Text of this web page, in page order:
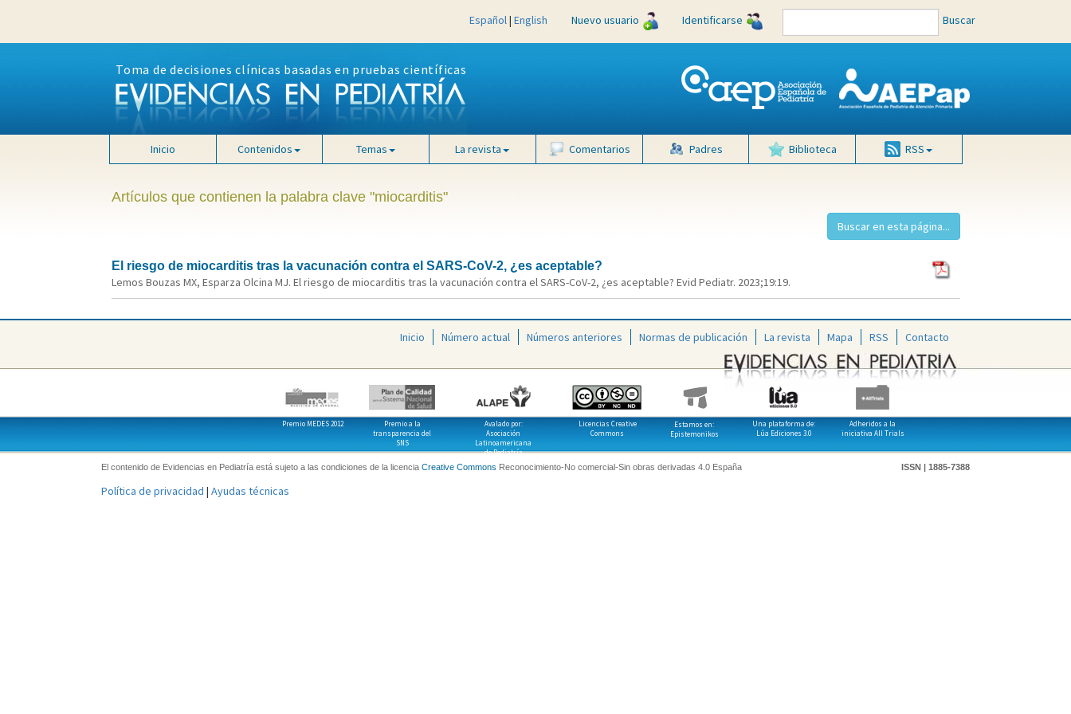
Español| English Nuevo usuario Identificarse Buscar
Toma de decisiones clínicas basadas en pruebas científicas
Inicio Contenidos Temas La revista Comentarios Padres Biblioteca RSS
Artículos que contienen la palabra clave "miocarditis"
El riesgo de miocarditis tras la vacunación contra el SARS-CoV-2, ¿es aceptable?
Lemos Bouzas MX, Esparza Olcina MJ. El riesgo de miocarditis tras la vacunación contra el SARS-CoV-2, ¿es aceptable? Evid Pediatr. 2023;19:19.
Inicio Número actual Números anteriores Normas de publicación La revista Mapa RSS Contacto
Premio MEDES 2012
Premio a la
transparencia del
SNS
Avalado por:
Asociación
Latinoamericana
de Pediatría
Licencias Creative
Commons
Estamos en:
Epistemonikos
Una plataforma de:
Lúa Ediciones 3.0
Adheridos a la
iniciativa All Trials
El contenido de Evidencias en Pediatría está sujeto a las condiciones de la licencia Creative Commons Reconocimiento-No comercial-Sin obras derivadas 4.0 España ISSN | 1885-7388
Política de privacidad | Ayudas técnicas